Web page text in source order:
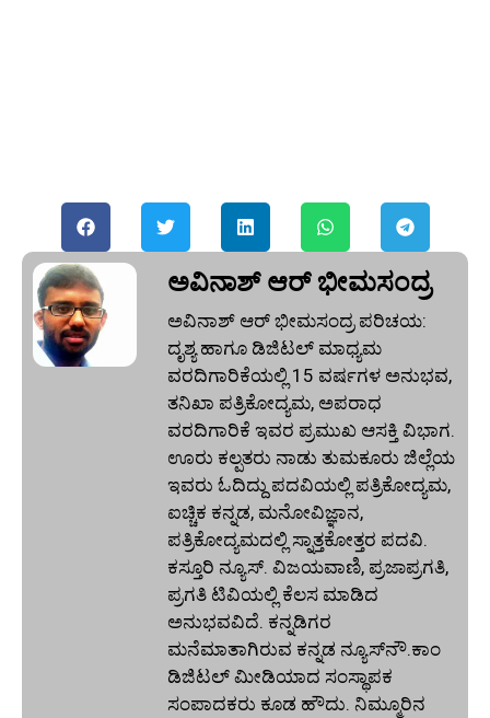
ಅವಿನಾಶ್‌ ಆರ್‌ ಭೀಮಸಂದ್ರ
ಅವಿನಾಶ್‌ ಆರ್‌ ಭೀಮಸಂದ್ರ ಪರಿಚಯ:
ದೃಶ್ಯ ಹಾಗೂ ಡಿಜಿಟಲ್ ಮಾಧ್ಯಮ
ವರದಿಗಾರಿಕೆಯಲ್ಲಿ 15 ವರ್ಷಗಳ ಅನುಭವ,
ತನಿಖಾ ಪತ್ರಿಕೋದ್ಯಮ, ಅಪರಾಧ
ವರದಿಗಾರಿಕೆ ಇವರ ಪ್ರಮುಖ ಆಸಕ್ತಿ ವಿಭಾಗ.
ಊರು ಕಲ್ಪತರು ನಾಡು ತುಮಕೂರು ಜಿಲ್ಲೆಯ
ಇವರು ಓದಿದ್ದು ಪದವಿಯಲ್ಲಿ ಪತ್ರಿಕೋದ್ಯಮ,
ಐಚ್ಚಿಕ ಕನ್ನಡ, ಮನೋವಿಜ್ಞಾನ,
ಪತ್ರಿಕೋದ್ಯಮದಲ್ಲಿ ಸ್ನಾತ್ತಕೋತ್ತರ ಪದವಿ.
ಕಸ್ತೂರಿ ನ್ಯೂಸ್‌. ವಿಜಯವಾಣಿ, ಪ್ರಜಾಪ್ರಗತಿ,
ಪ್ರಗತಿ ಟಿವಿಯಲ್ಲಿ ಕೆಲಸ ಮಾಡಿದ
ಅನುಭವವಿದೆ. ಕನ್ನಡಿಗರ
ಮನೆಮಾತಾಗಿರುವ ಕನ್ನಡ ನ್ಯೂಸ್‌ನೌ.ಕಾಂ
ಡಿಜಿಟಲ್‌ ಮೀಡಿಯಾದ ಸಂಸ್ಥಾಪಕ
ಸಂಪಾದಕರು ಕೂಡ ಹೌದು. ನಿಮ್ಮೂರಿನ